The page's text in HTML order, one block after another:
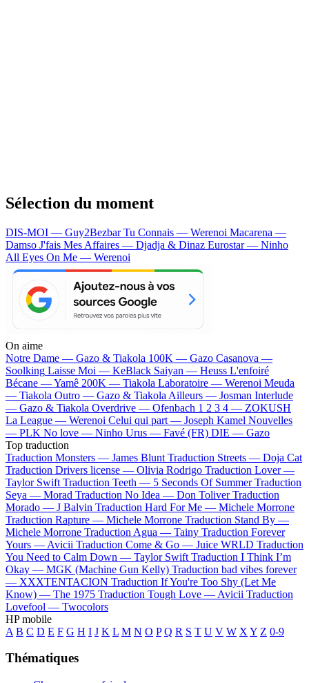
Sélection du moment
DIS-MOI — Guy2BezbarTu Connais — Werenoi Macarena —
Damso J'fais Mes Affaires — Djadja & Dinaz Eurostar — Ninho
All Eyes On Me — Werenoi
On aime
Notre Dame — Gazo & Tiakola 100K — Gazo Casanova —
Soolking Laisse Moi — KeBlack Saiyan — Heuss L'enfoiré
Bécane —Yamê 200K — Tiakola Laboratoire — Werenoi Meuda
— Tiakola Outro — Gazo & Tiakola Ailleurs — Josman Interlude
— Gazo & Tiakola Overdrive — Ofenbach 1 2 3 4 — ZOKUSH
La League — Werenoi Celui qui part — Joseph Kamel Nouvelles
— PLK No love — Ninho Urus — Favé (FR) DIE — Gazo
Top traduction
Traduction Monsters — James Blunt Traduction Streets — Doja Cat
Traduction Drivers license — Olivia Rodrigo Traduction Lover —
Taylor Swift Traduction Teeth — 5 Seconds Of Summer Traduction
Seya — Morad Traduction No Idea — Don Toliver Traduction
Morado — J Balvin Traduction Hard For Me — Michele Morrone
Traduction Rapture — Michele Morrone Traduction Stand By —
Michele Morrone Traduction Agua — Tainy Traduction Forever
Yours — Avicii Traduction Come & Go — Juice WRLD Traduction
You Need to Calm Down — Taylor Swift Traduction I Think I’m
Okay — MGK (Machine Gun Kelly) Traduction bad vibes forever
— XXXTENTACION Traduction If You're Too Shy (Let Me
Know) — The 1975 Traduction Tough Love — Avicii Traduction
Lovefool — Twocolors
HP mobile
A B C D E F G H I J K L M N O P Q R S T U V W X Y Z 0-9
Thématiques